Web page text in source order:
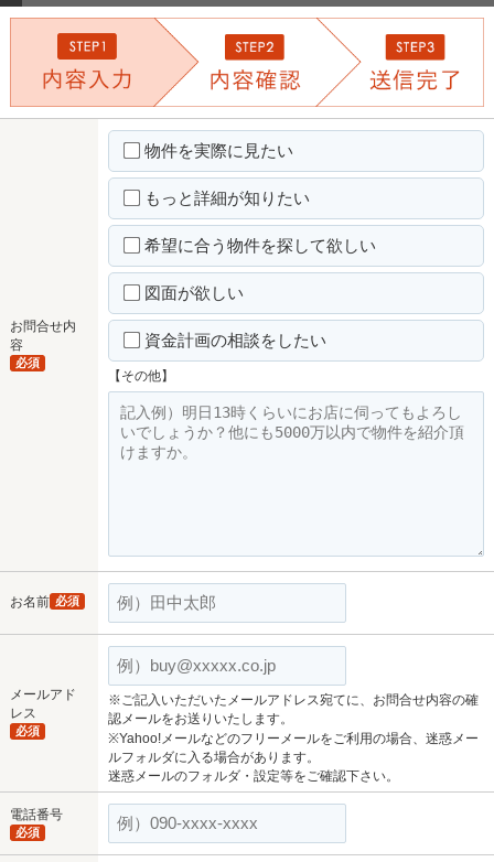
お問合せ内
容
必須
物件を実際に見たい
もっと詳細が知りたい
希望に合う物件を探して欲しい
図面が欲しい
資金計画の相談をしたい
【その他】
お名前 必須
メールアド
レス
必須
※ご記入いただいたメールアドレス宛てに、お問合せ内容の確
認メールをお送りいたします。
※Yahoo!メールなどのフリーメールをご利用の場合、迷惑メー
ルフォルダに入る場合があります。
迷惑メールのフォルダ・設定等をご確認下さい。
電話番号
必須